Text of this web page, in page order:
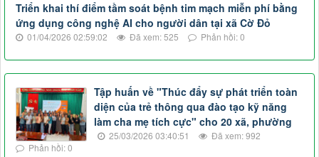
Triển khai thí điểm tầm soát bệnh tim mạch miễn phí bằng
ứng dụng công nghệ AI cho người dân tại xã Cờ Đỏ
01/04/2026 02:59:02 Đã xem: 525 Phản hồi: 0
Tập huấn về "Thúc đẩy sự phát triển toàn
diện của trẻ thông qua đào tạo kỹ năng
làm cha mẹ tích cực" cho 20 xã, phường
25/03/2026 03:40:51
Đã xem: 992
Phản hồi: 0